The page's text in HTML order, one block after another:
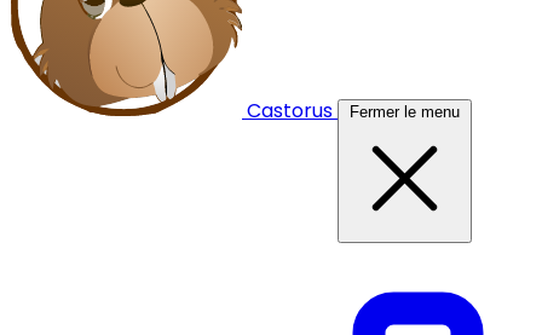
Castorus Fermer le menu